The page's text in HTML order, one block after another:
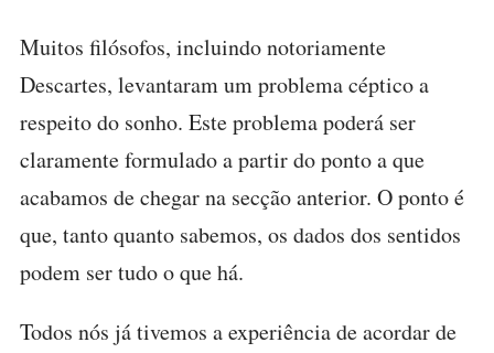
Muitos filósofos, incluindo notoriamente
Descartes, levantaram um problema céptico a
respeito do sonho. Este problema poderá ser
claramente formulado a partir do ponto a que
acabamos de chegar na secção anterior. O ponto é
que, tanto quanto sabemos, os dados dos sentidos
podem ser tudo o que há.
Todos nós já tivemos a experiência de acordar de